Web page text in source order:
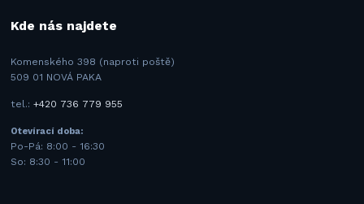
Kde nás najdete
Komenského 398 (naproti poště)
509 01 NOVÁ PAKA
tel.:+420 736 779 955
Otevírací doba:
Po-Pá: 8:00 - 16:30
So: 8:30 - 11:00